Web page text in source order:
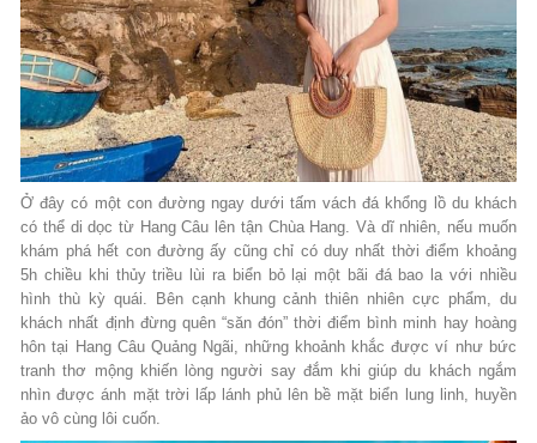
Ở đây có một con đường ngay dưới tấm vách đá khổng lồ du khách
có thể di dọc từ Hang Câu lên tận Chùa Hang. Và dĩ nhiên, nếu muốn
khám phá hết con đường ấy cũng chỉ có duy nhất thời điểm khoảng
5h chiều khi thủy triều lùi ra biển bỏ lại một bãi đá bao la với nhiều
hình thù kỳ quái. Bên cạnh khung cảnh thiên nhiên cực phẩm, du
khách nhất định đừng quên “săn đón” thời điểm bình minh hay hoàng
hôn tại Hang Câu Quảng Ngãi, những khoảnh khắc được ví như bức
tranh thơ mộng khiến lòng người say đắm khi giúp du khách ngắm
nhìn được ánh mặt trời lấp lánh phủ lên bề mặt biển lung linh, huyền
ảo vô cùng lôi cuốn.